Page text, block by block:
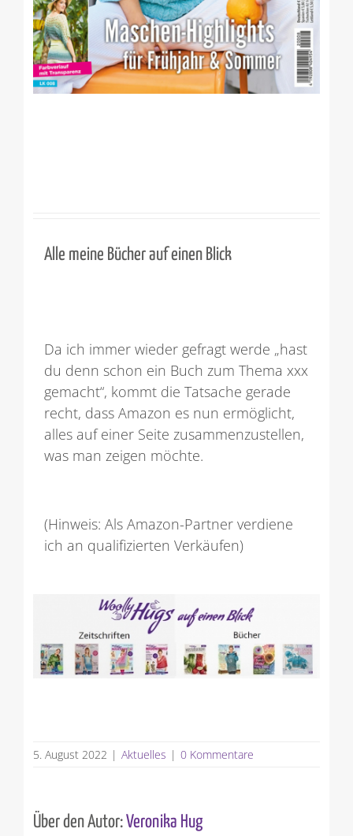
Alle meine Bücher auf einen Blick
Da ich immer wieder gefragt werde „hast
du denn schon ein Buch zum Thema xxx
gemacht“, kommt die Tatsache gerade
recht, dass Amazon es nun ermöglicht,
alles auf einer Seite zusammenzustellen,
was man zeigen möchte.
(Hinweis: Als Amazon-Partner verdiene
ich an qualifizierten Verkäufen)
5. August 2022 | Aktuelles | 0 Kommentare
Über den Autor:Veronika Hug